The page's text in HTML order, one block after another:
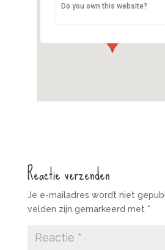
Evenementen
Do you own this website?
Reactie verzenden
Je e-mailadres wordt niet
velden zijn gemarkeerd met *